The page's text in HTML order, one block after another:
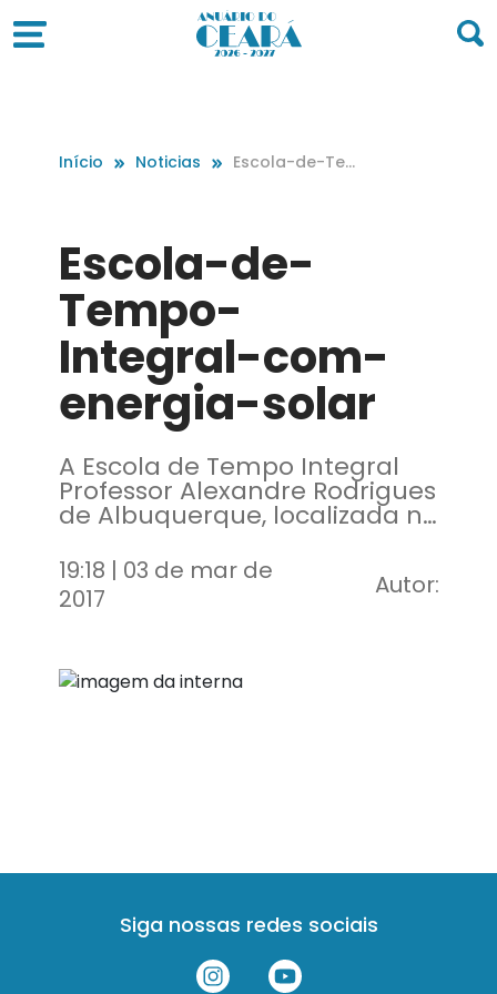
Início Noticias
Escola-de-Te
Escola-de-
Tempo-
Integral-com-
energia-solar
A Escola de Tempo Integral
Professor Alexandre Rodrigues
de Albuquerque, localizada no
bairro do Siqueira
19:18 | 03 de mar de
2017
Autor:
Siga nossas redes sociais